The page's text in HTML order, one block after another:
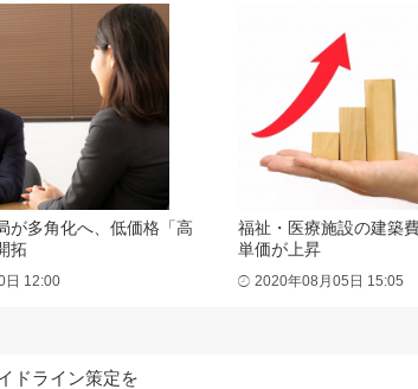
が多角化へ、低価格「高
拓
日 12:00
福祉・医療施設の建築
単価が上昇
2020年08月05日 15:05
ドライン策定を